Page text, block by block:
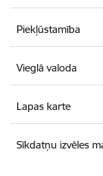
Piekļūstamība
Vieglā valoda
Lapas karte
Sīkdatņu izvēles